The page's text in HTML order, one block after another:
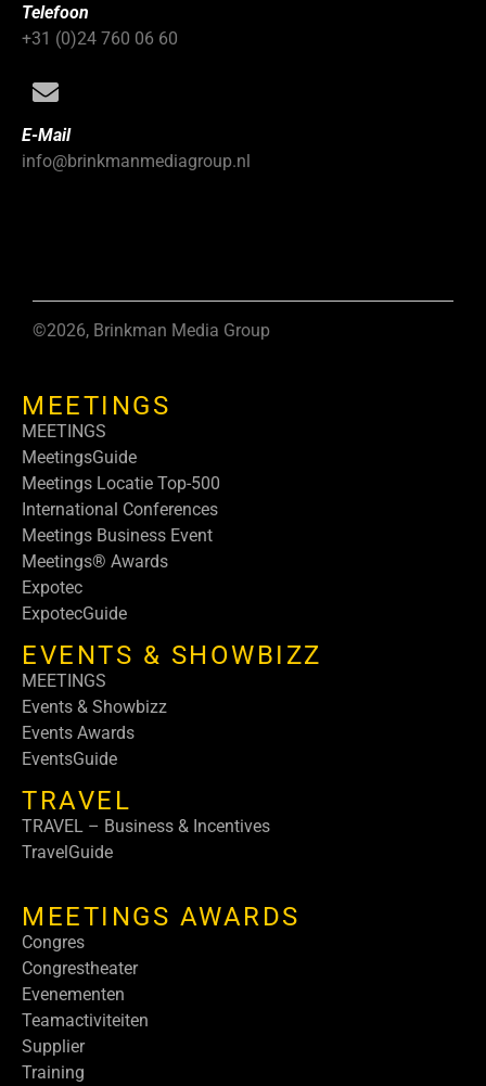
Telefoon
+31 (0)24 760 06 60
E-Mail
info@brinkmanmediagroup.nl
©2026, Brinkman Media Group
MEETINGS
MEETINGS
MeetingsGuide
Meetings Locatie Top-500
International Conferences
Meetings Business Event
Meetings® Awards
Expotec
ExpotecGuide
EVENTS & SHOWBIZZ
MEETINGS
Events & Showbizz
Events Awards
EventsGuide
TRAVEL
TRAVEL – Business & Incentives
TravelGuide
MEETINGS AWARDS
Congres
Congrestheater
Evenementen
Teamactiviteiten
Supplier
Training